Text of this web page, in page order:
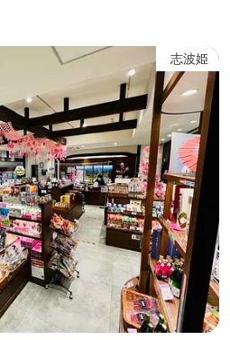
湯温泉 くりこま荘」として再
ース登山口に位置し、昔から参
知られ、ほのかな硫黄の香りを
時を超え流れるお湯がひときわ
志波姫